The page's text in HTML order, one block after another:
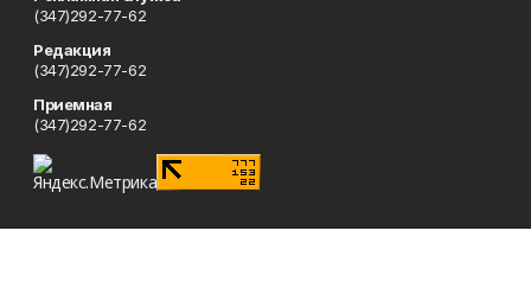
(347)292-77-62
Редакция
(347)292-77-62
Приемная
(347)292-77-62